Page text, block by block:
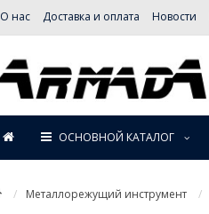
О нас Доставка и оплата Новости
ОСНОВНОЙ КАТАЛОГ
Металлорежущий инструмент